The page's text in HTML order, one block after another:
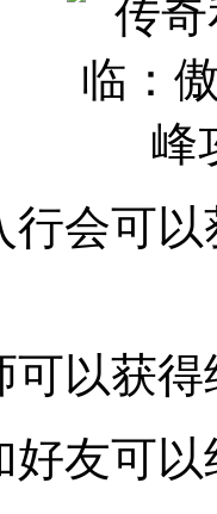
行会可
可以获
好友可